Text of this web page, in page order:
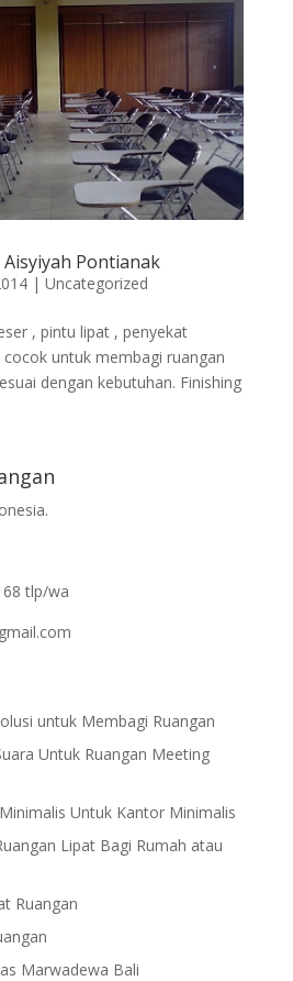
Pontianak
| Uncategorized
, pintu lipat , penyekat
untuk membagi ruangan
dengan kebutuhan. Finishing
tlp/wa
untuk Membagi Ruangan
Untuk Ruangan Meeting
Untuk Kantor Minimalis
Lipat Bagi Rumah atau
Ruangan
Marwadewa Bali